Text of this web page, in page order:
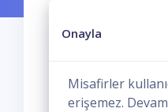
Onayla
Misafirler
erişemez.